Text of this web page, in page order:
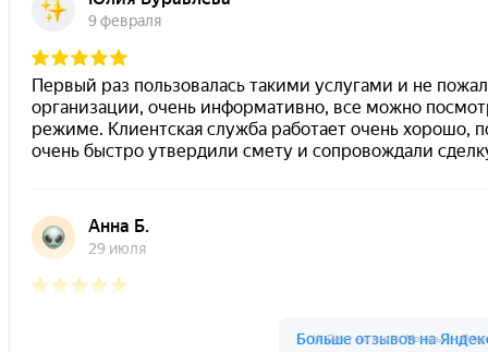
Ус Рент на карте Москвы —